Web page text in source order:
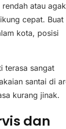
atau agak
cepat. Buat
kota, posisi
terasa sangat
santai di
kurang jinak.
dan